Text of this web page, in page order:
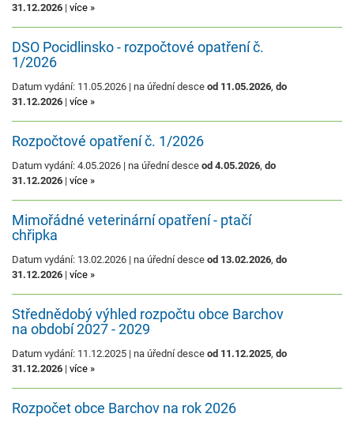
31.12.2026 | více »
DSO Pocidlinsko - rozpočtové opatření č.
1/2026
Datum vydání: 11.05.2026 | na úřední desce od 11.05.2026, do
31.12.2026 | více »
Rozpočtové opatření č. 1/2026
Datum vydání: 4.05.2026 | na úřední desce od 4.05.2026, do
31.12.2026 | více »
Mimořádné veterinární opatření - ptačí
chřipka
Datum vydání: 13.02.2026 | na úřední desce od 13.02.2026, do
31.12.2026 | více »
Střednědobý výhled rozpočtu obce Barchov
na období 2027 - 2029
Datum vydání: 11.12.2025 | na úřední desce od 11.12.2025, do
31.12.2026 | více »
Rozpočet obce Barchov na rok 2026